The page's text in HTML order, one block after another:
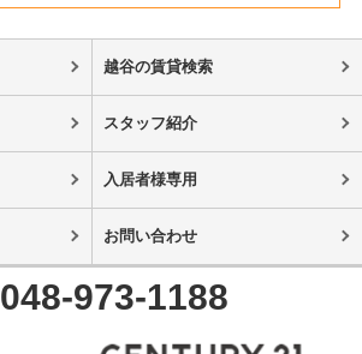
越谷の賃貸検索
スタッフ紹介
入居者様専用
お問い合わせ
048-973-1188